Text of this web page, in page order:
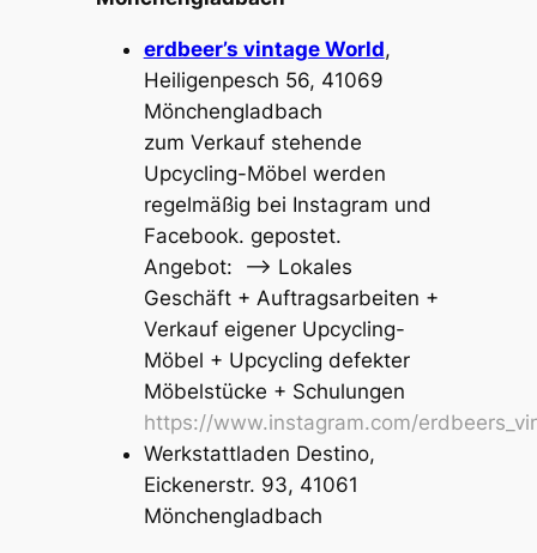
erdbeer’s vintage World,
Heiligenpesch 56, 41069
Mönchengladbach
zum Verkauf stehende
Upcycling-Möbel werden
regelmäßig bei Instagram und
Facebook. gepostet.
Angebot: –> Lokales
Geschäft + Auftragsarbeiten +
Verkauf eigener Upcycling-
Möbel + Upcycling defekter
Möbelstücke + Schulungen
https://www.instagram.com/
Werkstattladen Destino,
Eickenerstr. 93, 41061
Mönchengladbach